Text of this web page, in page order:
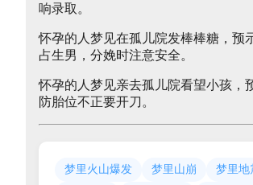
响录取。
怀孕的人梦见在孤儿院发棒棒糖，预
占生男，分娩时注意安全。
怀孕的人梦见亲去孤儿院看望小孩，
防胎位不正要开刀。
梦里火山爆发 梦里山崩 梦里地